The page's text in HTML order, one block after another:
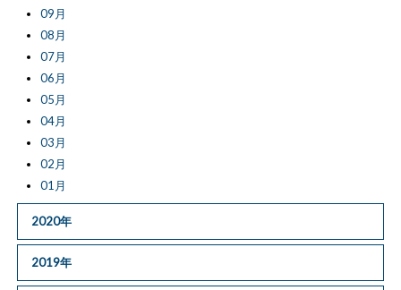
09月
08月
07月
06月
05月
04月
03月
02月
01月
2020年
2019年